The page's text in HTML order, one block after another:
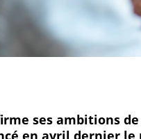
ses ambitions
en avril dernier